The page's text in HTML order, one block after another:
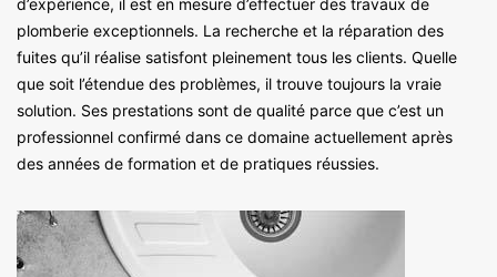
plomberie exceptionnels. La recherche et la réparation des
fuites qu’il réalise satisfont pleinement tous les clients. Quelle
que soit l’étendue des problèmes, il trouve toujours la vraie
solution. Ses prestations sont de qualité parce que c’est un
professionnel confirmé dans ce domaine actuellement après
des années de formation et de pratiques réussies.